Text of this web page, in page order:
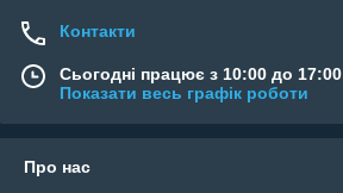
Контакти
Сьогодні працює з 10:00 до 17:00
Показати весь графік роботи
Про нас